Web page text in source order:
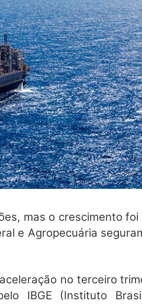
mas o crescimento foi
e Agropecuária
no terceiro
IBGE (Instituto